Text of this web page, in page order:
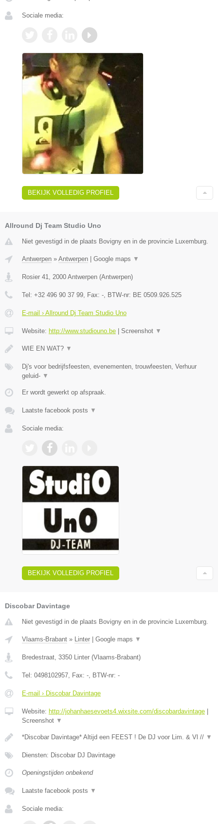
Sociale media:
BEKIJK VOLLEDIG PROFIEL
Allround Dj Team Studio Uno
Niet gevestigd in de plaats Bovigny en in de provincie Luxemburg.
Antwerpen » Antwerpen | Google maps ▼
Rosier 41 2000 Antwerpen (Antwerpen)
Tel: +32 496 90 37 99 , Fax: - , BTW-nr: BE 0509.926.525
E-mail › Allround Dj Team Studio Uno
Website: http://www.studiouno.be | Screenshot ▼
WIE EN WAT? ▼
Dj's voor bedrijfsfeesten, evenementen, trouwfeesten, Verhuur
geluid- ▼
Er wordt gewerkt op afspraak.
Laatste facebook posts ▼
Sociale media:
BEKIJK VOLLEDIG PROFIEL
Discobar Davintage
Niet gevestigd in de plaats Bovigny en in de provincie Luxemburg.
Vlaams-Brabant » Linter Google maps ▼
Bredestraat 3350 Linter (Vlaams-Brabant)
Tel: 0498102957 , Fax: - , BTW-nr: -
E-mail › Discobar Davintage
Website: http://johanhaesevoets4.wixsite.com/discobardavintage
Screenshot ▼
*Discobar Davintage* Altijd een FEEST ! De DJ voor Lim. & Vl // ▼
Diensten: Discobar DJ Davintage
Openingstijden onbekend
Laatste facebook posts ▼
Sociale media: